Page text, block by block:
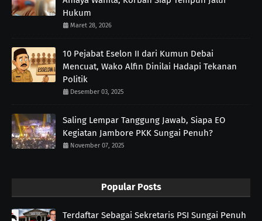
Hukum
Maret 28, 2026
10 Pejabat Eselon II dari Kumun Debai
Mencuat, Wako Alfin Dinilai Hadapi Tekanan
Politik
Desember 03, 2025
Saling Lempar Tanggung Jawab, Siapa EO
Kegiatan Jambore PKK Sungai Penuh?
November 07, 2025
Popular Posts
Terdaftar Sebagai Sekretaris PSI Sungai Penuh